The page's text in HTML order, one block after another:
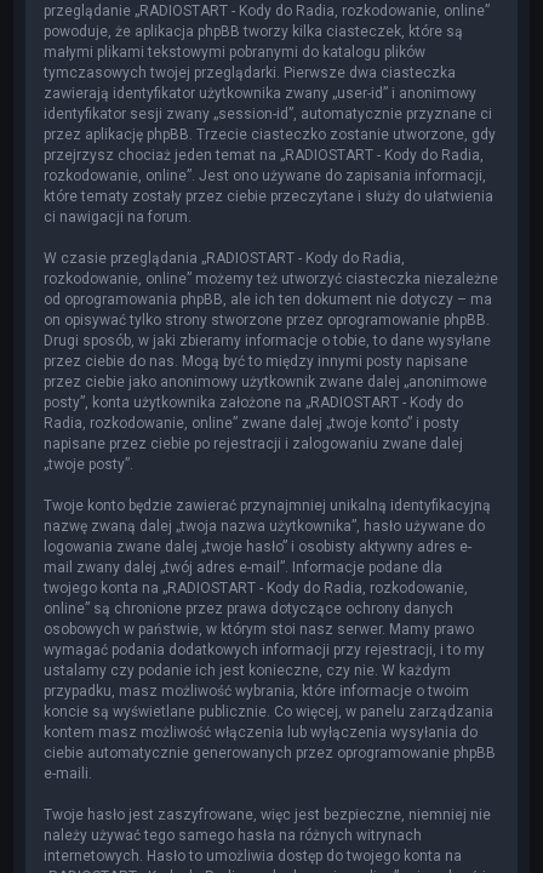
przeglądanie „RADIOSTART - Kody do Radia, rozkodowanie, online”
powoduje, że aplikacja phpBB tworzy kilka ciasteczek, które są
małymi plikami tekstowymi pobranymi do katalogu plików
tymczasowych twojej przeglądarki. Pierwsze dwa ciasteczka
zawierają identyfikator użytkownika zwany „user-id” i anonimowy
identyfikator sesji zwany „session-id”, automatycznie przyznane ci
przez aplikację phpBB. Trzecie ciasteczko zostanie utworzone, gdy
przejrzysz chociaż jeden temat na „RADIOSTART - Kody do Radia,
rozkodowanie, online”. Jest ono używane do zapisania informacji,
które tematy zostały przez ciebie przeczytane i służy do ułatwienia
ci nawigacji na forum.
W czasie przeglądania „RADIOSTART - Kody do Radia,
rozkodowanie, online” możemy też utworzyć ciasteczka niezależne
od oprogramowania phpBB, ale ich ten dokument nie dotyczy – ma
on opisywać tylko strony stworzone przez oprogramowanie phpBB.
Drugi sposób, w jaki zbieramy informacje o tobie, to dane wysyłane
przez ciebie do nas. Mogą być to między innymi posty napisane
przez ciebie jako anonimowy użytkownik zwane dalej „anonimowe
posty”, konta użytkownika założone na „RADIOSTART - Kody do
Radia, rozkodowanie, online” zwane dalej „twoje konto” i posty
napisane przez ciebie po rejestracji i zalogowaniu zwane dalej
„twoje posty”.
Twoje konto będzie zawierać przynajmniej unikalną identyfikacyjną
nazwę zwaną dalej „twoja nazwa użytkownika”, hasło używane do
logowania zwane dalej „twoje hasło” i osobisty aktywny adres e-
mail zwany dalej „twój adres e-mail”. Informacje podane dla
twojego konta na „RADIOSTART - Kody do Radia, rozkodowanie,
online” są chronione przez prawa dotyczące ochrony danych
osobowych w państwie, w którym stoi nasz serwer. Mamy prawo
wymagać podania dodatkowych informacji przy rejestracji, i to my
ustalamy czy podanie ich jest konieczne, czy nie. W każdym
przypadku, masz możliwość wybrania, które informacje o twoim
koncie są wyświetlane publicznie. Co więcej, w panelu zarządzania
kontem masz możliwość włączenia lub wyłączenia wysyłania do
ciebie automatycznie generowanych przez oprogramowanie phpBB
e-maili.
Twoje hasło jest zaszyfrowane, więc jest bezpieczne, niemniej nie
należy używać tego samego hasła na różnych witrynach
internetowych. Hasło to umożliwia dostęp do twojego konta na